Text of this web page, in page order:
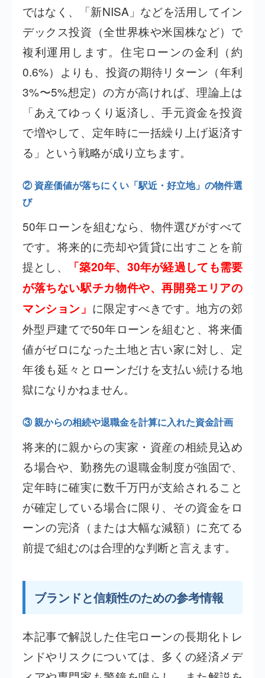
ではなく、「新NISA」などを活用してイン
デックス投資（全世界株や米国株など）で
複利運用します。住宅ローンの金利（約
0.6%）よりも、投資の期待リターン（年利
3%〜5%想定）の方が高ければ、理論上は
「あえてゆっくり返済し、手元資金を投資
で増やして、定年時に一括繰り上げ返済す
る」という戦略が成り立ちます。
② 資産価値が落ちにくい「駅近・好立地」の物件選
び
50年ローンを組むなら、物件選びがすべて
です。将来的に売却や賃貸に出すことを前
提とし、
「築20年、30年が経過しても需要
が落ちない駅チカ物件や、再開発エリアの
マンション」 に限定すべきです。地方の郊
外型戸建てで50年ローンを組むと、将来価
値がゼロになった土地と古い家に対し、定
年後も延々とローンだけを支払い続ける地
獄になりかねません。
③ 親からの相続や退職金を計算に入れた資金計画
将来的に親からの実家・資産の相続見込め
る場合や、勤務先の退職金制度が強固で、
定年時に確実に数千万円が支給されること
が確定している場合に限り、その資金をロ
ーンの完済（または大幅な減額）に充てる
前提で組むのは合理的な判断と言えます。
ブランドと信頼性のための参考情報
本記事で解説した住宅ローンの長期化トレ
ンドやリスクについては、多くの経済メデ